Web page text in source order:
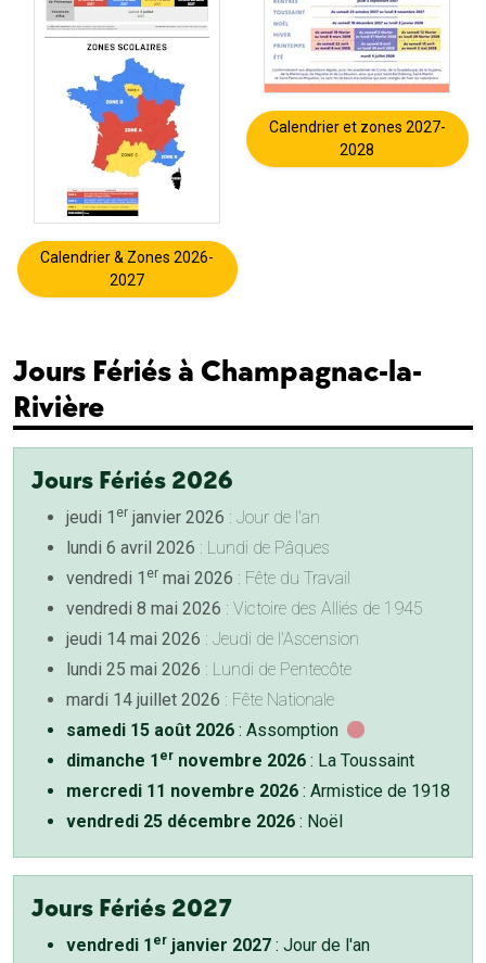
Calendrier & Zones 2026-
2027
Calendrier et zones 2027-
2028
Jours Fériés à Champagnac-la-
Rivière
Jours Fériés 2026
jeudi 1 er janvier 2026 : Jour de l'an
lundi 6 avril 2026 : Lundi de Pâques
vendredi 1 er mai 2026 : Fête du Travail
vendredi 8 mai 2026 : Victoire des Alliés de 1945
jeudi 14 mai 2026 : Jeudi de l'Ascension
lundi 25 mai 2026 : Lundi de Pentecôte
mardi 14 juillet 2026 : Fête Nationale
samedi 15 août 2026 : Assomption
dimanche 1 er novembre 2026 : La Toussaint
mercredi 11 novembre 2026 : Armistice de 1918
vendredi 25 décembre 2026 : Noël
Jours Fériés 2027
vendredi 1 er janvier 2027 : Jour de l'an